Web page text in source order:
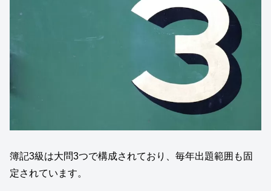
簿記3級は大問3つで構成されており、毎年出題範囲も固
定されています。